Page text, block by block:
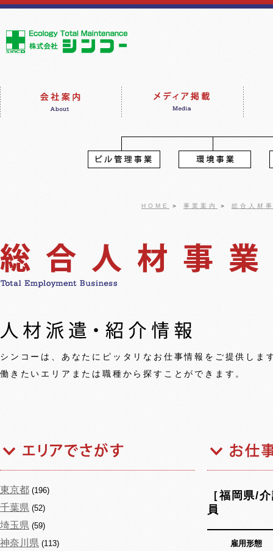
HOME ＞ 事業案内 ＞ 総合人材
シンコーは、あなたにピッタリなお仕事情報をご提供しま
働きたいエリアまたは職種から探すことができます。
東京都 (196)
千葉県 (52)
埼玉県 (59)
神奈川県 (113)
［福岡県/
員
雇用形態